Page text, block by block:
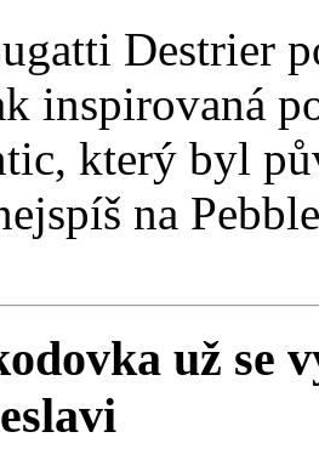
Destrier
inspirovaná
který byl
na
už se